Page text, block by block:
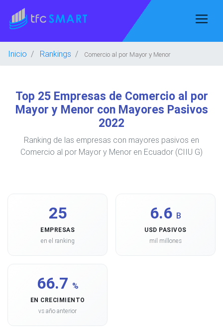
Inicio Rankings Comercio al por Mayor y Menor
Top 25 Empresas de Comercio al por
Mayor y Menor con Mayores Pasivos
2022
Ranking de las empresas con mayores pasivos en
Comercio al por Mayor y Menor en Ecuador (CIIU G)
25
EMPRESAS
en el ranking
6.6 B
USD PASIVOS
mil millones
66.7 %
EN CRECIMIENTO
vs año anterior